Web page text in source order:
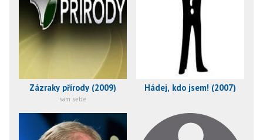
Zázraky přírody (2009)
sam sebe
Hádej, kdo jsem! (2007)